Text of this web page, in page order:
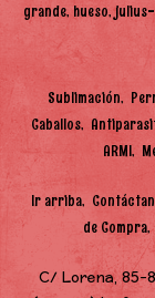
grande hueso
Sublimación
Caballos
ARMI
Ir arriba
de Compra
C/ Lorena, 85-